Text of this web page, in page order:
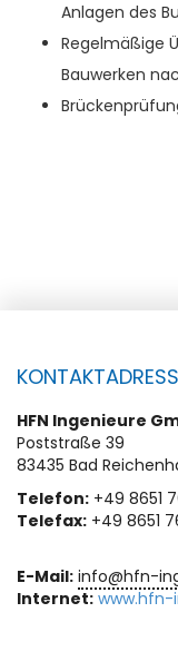
Anlagen des
Regelmäßige
Bauwerken
HFN Ingenieure
Poststraße 39
83435 Bad
Telefon: +49 8651
Telefax: +49 8651
E-Mail: info@hfn-
Internet: www.hfn-